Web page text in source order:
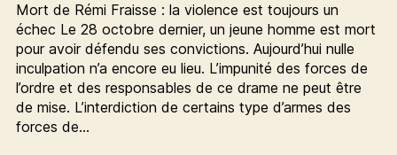
Mort de Rémi Fraisse : la violence est toujours un
échec Le 28 octobre dernier, un jeune homme est mort
pour avoir défendu ses convictions. Aujourd’hui nulle
inculpation n’a encore eu lieu. L’impunité des forces de
l’ordre et des responsables de ce drame ne peut être
de mise. L’interdiction de certains type d’armes des
forces de…